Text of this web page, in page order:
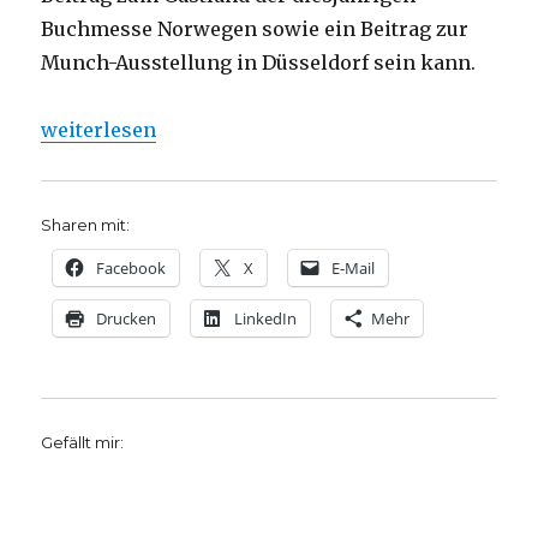
Buchmesse Norwegen sowie ein Beitrag zur
Munch-Ausstellung in Düsseldorf sein kann.
„Edvard Munchs Nietzsche, Rezension von
weiterlesen
Sharen mit:
Facebook X E-Mail
Drucken LinkedIn Mehr
Gefällt mir: